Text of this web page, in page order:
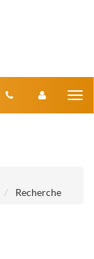
Recherche